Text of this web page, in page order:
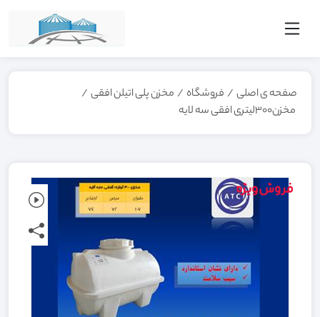
صفحه ی اصلی / فروشگاه / مخزن پلی اتیلن افقی /
مخزن300لیتری افقی سه لایه